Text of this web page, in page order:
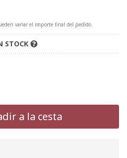
variar el importe final del pedido.
STOCK
a la cesta